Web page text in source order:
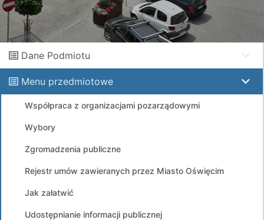
Dane Podmiotu
Menu przedmiotowe
Współpraca z organizacjami pozarządowymi
Wybory
Zgromadzenia publiczne
Rejestr umów zawieranych przez Miasto Oświęcim
Jak załatwić
Udostępnianie informacji publicznej